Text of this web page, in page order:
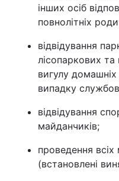
інших осіб
повнолітніх
відвідування
лісопаркових
вигулу
випадку
відвідування
майданчиків;
проведення
(встановлені